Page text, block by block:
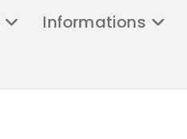
Informations